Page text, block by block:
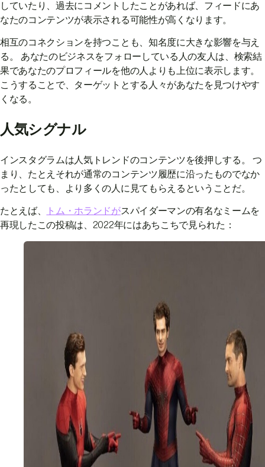
していたり、過去にコメントしたことがあれば、フィードにあ
なたのコンテンツが表示される可能性が高くなります。
相互のコネクションを持つことも、知名度に大きな影響を与え
る。 あなたのビジネスをフォローしている人の友人は、検索結
果であなたのプロフィールを他の人よりも上位に表示します。
こうすることで、ターゲットとする人々があなたを見つけやす
くなる。
人気シグナル
インスタグラムは人気トレンドのコンテンツを後押しする。 つ
まり、たとえそれが通常のコンテンツ履歴に沿ったものでなか
ったとしても、より多くの人に見てもらえるということだ。
たとえば、 トム・ホランドがスパイダーマンの有名なミームを
再現したこの投稿は、2022年にはあちこちで見られた：